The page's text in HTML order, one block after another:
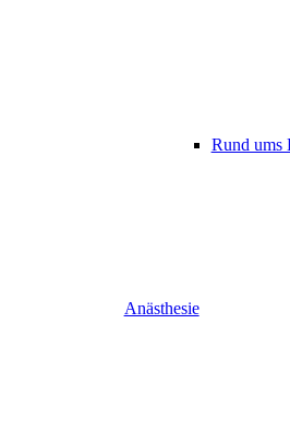
Rund ums
Anästhesie